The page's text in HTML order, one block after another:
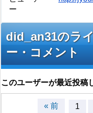
ー
did_an31のラ
ー・コメント
このユーザーが最近投稿
« 前 1